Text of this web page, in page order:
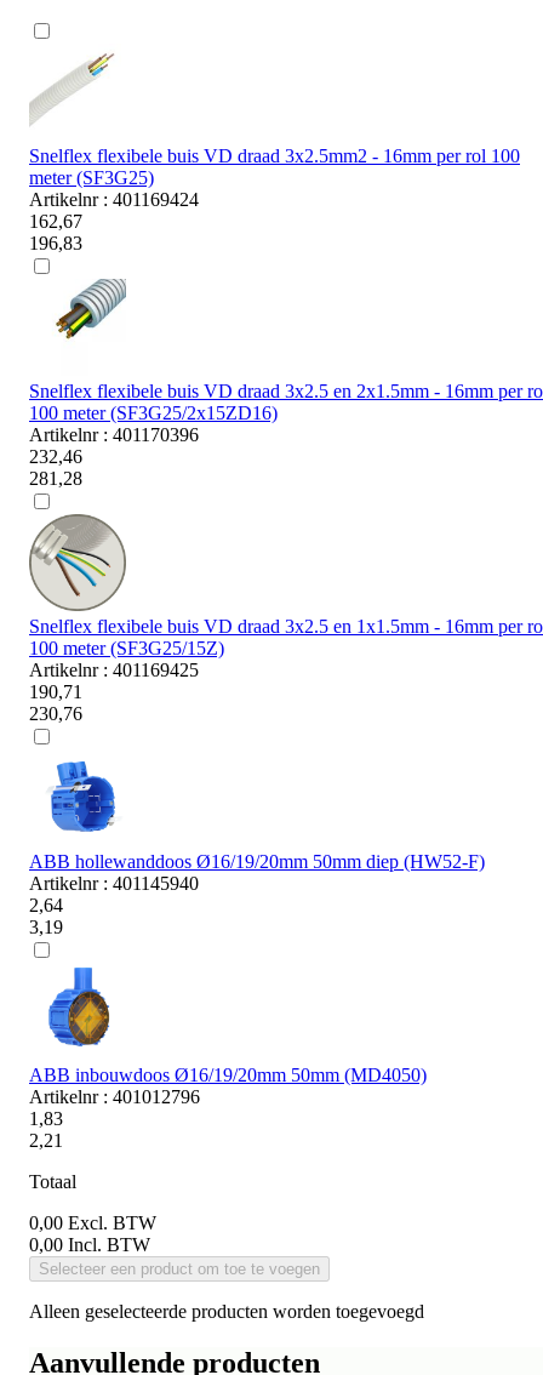
Snelflex flexibele buis VD draad 3x2.5mm2 - 16mm per rol 100
meter (SF3G25)
Artikelnr : 401169424
162,67
196,83
Snelflex flexibele buis VD draad 3x2.5 en 2x1.5mm - 16mm per
100 meter (SF3G25/2x15ZD16)
Artikelnr : 401170396
232,46
281,28
Snelflex flexibele buis VD draad 3x2.5 en 1x1.5mm - 16mm per
100 meter (SF3G25/15Z)
Artikelnr : 401169425
190,71
230,76
ABB hollewanddoos Ø16/19/20mm 50mm diep (HW52-F)
Artikelnr : 401145940
2,64
3,19
ABB inbouwdoos Ø16/19/20mm 50mm (MD4050)
Artikelnr : 401012796
1,83
2,21
Totaal
0,00 Excl. BTW
0,00 Incl. BTW
Selecteer een product om toe te voegen
Alleen geselecteerde producten worden toegevoegd
Aanvullende producten